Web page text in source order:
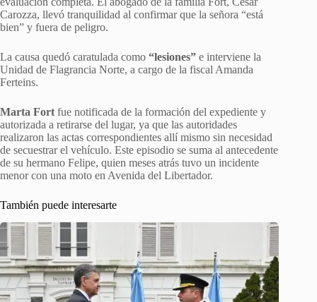
Carozza, llevó tranquilidad al confirmar que la señora “está
bien” y fuera de peligro.
La causa quedó caratulada como “lesiones” e interviene la
Unidad de Flagrancia Norte, a cargo de la fiscal Amanda
Ferteins.
Marta Fort fue notificada de la formación del expediente y
autorizada a retirarse del lugar, ya que las autoridades
realizaron las actas correspondientes allí mismo sin necesidad
de secuestrar el vehículo. Este episodio se suma al antecedente
de su hermano Felipe, quien meses atrás tuvo un incidente
menor con una moto en Avenida del Libertador.
También puede interesarte